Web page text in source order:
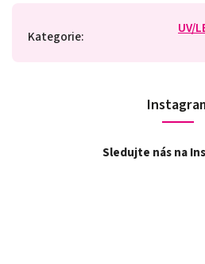
Kategorie:
UV/
Sledujte nás na